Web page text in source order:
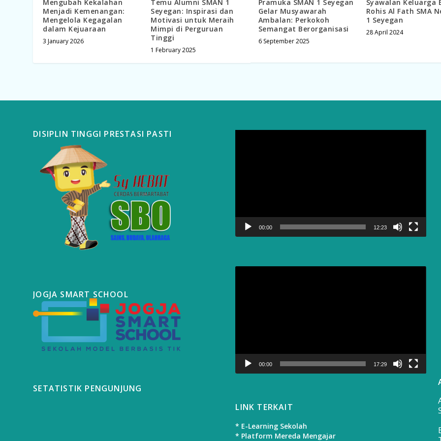
Mengubah Kekalahan
Menjadi Kemenangan:
Mengelola Kegagalan
dalam Kejuaraan
3 January 2026
Temu Alumni SMAN 1
Seyegan: Inspirasi dan
Motivasi untuk Meraih
Mimpi di Perguruan
Tinggi
1 February 2025
Pramuka SMAN 1 Seyegan
Gelar Musyawarah
Ambalan: Perkokoh
Semangat Berorganisasi
6 September 2025
Syawalan Keluarga
Rohis Al Fath SMA
1 Seyegan
28 April 2024
DISIPLIN TINGGI PRESTASI PASTI
JOGJA SMART SCHOOL
SETATISTIK PENGUNJUNG
00:00 12:23
00:00 17:29
LINK TERKAIT
* E-Learning Sekolah
* Platform Mereda Mengajar